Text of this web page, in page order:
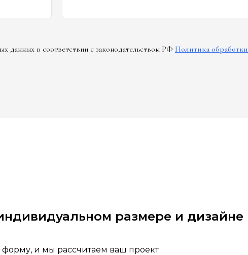
данных в соответствии с законодательством РФ Политика обработки
размере и дизайне
форму, и мы рассчитаем ваш проект